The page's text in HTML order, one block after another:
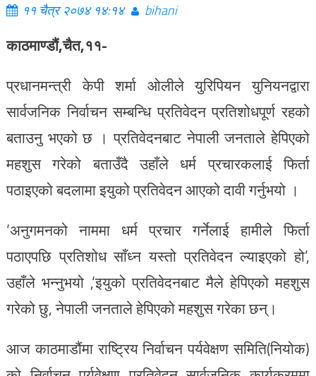
११ चैत्र २०७४ १४:१४ bihani
काठमाण्डौं,चैत,११-
प्रधानमन्त्री केपी शर्मा ओलीले युरिपियन युनियनद्वारा
सार्वजनिक निर्वाचन सम्बन्धि प्रतिवेदन प्रतिशोधपूर्ण रहको
बताउनु भएको छ । प्रतिवेदनबाट नेपाली जनताले हेपिएको
महशुस गरेको बताउँदै उहाँले धर्म प्रचारकलाई फिर्ता
पठाइएको बदलामा इयुको प्रतिवेदन आएको दावी गर्नुभयो ।
‘अनुगमनको नाममा धर्म प्रचार गर्नेलाई हामीले फिर्ता
पठाएपछि प्रतिशोध साँध्न यस्तो प्रतिवेदन ल्याइएको हो’,
उहाँले भन्नुभयो ,‘इयुको प्रतिवेदनबाट मैले हेपिएको महशुस
गरेको छु, नेपाली जनताले हेपिएको महशुस गरेका छन्।
आज काठमाडौंमा राष्ट्रिय निर्वाचन पर्यवेक्षण समिति(नियोक)